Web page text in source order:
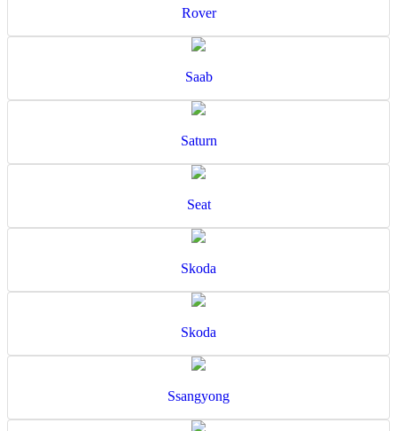
Rover
Saab
Saturn
Seat
Skoda
Skoda
Ssangyong